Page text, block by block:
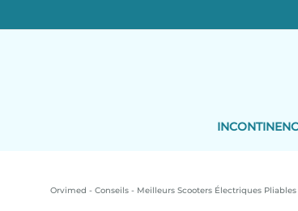
to
Orvimed - Conseils - Meilleurs Scooters Électriques